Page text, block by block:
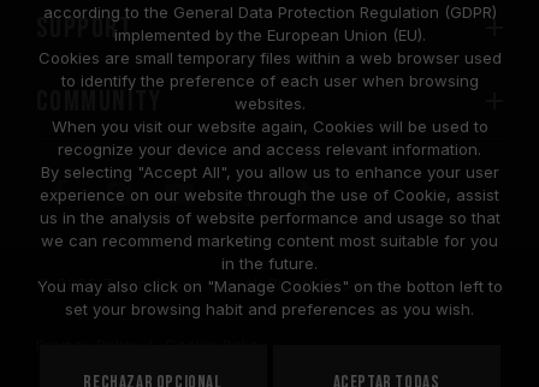
SUPPORT
COMMUNITY
© 2026 Team Group Inc. All Rights Reserved.
United
according to the General Data Protection Regulation (GDPR)
implemented by the European Union (EU).
Cookies are small temporary files within a web browser used
to identify the preference of each user when browsing
websites.
When you visit our website again, Cookies will be used to
recognize your device and access relevant information.
By selecting "Accept All", you allow us to enhance your user
experience on our website through the use of Cookie, assist
us in the analysis of website performance and usage so that
we can recommend marketing content most suitable for you
in the future.
You may also click on "Manage Cookies" on the botton left to
set your browsing habit and preferences as you wish.